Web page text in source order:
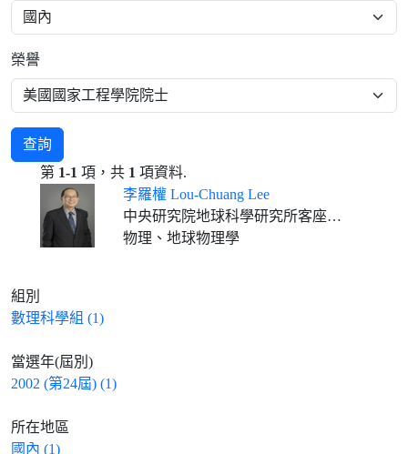
榮譽
查詢
第 1-1 項，共 1 項資料.
李羅權 Lou-Chuang Lee
中央研究院地球科學研究所客座講座
物理、地球物理學
組別
數理科學組 (1)
當選年(屆別)
2002 (第24屆) (1)
所在地區
國內 (1)